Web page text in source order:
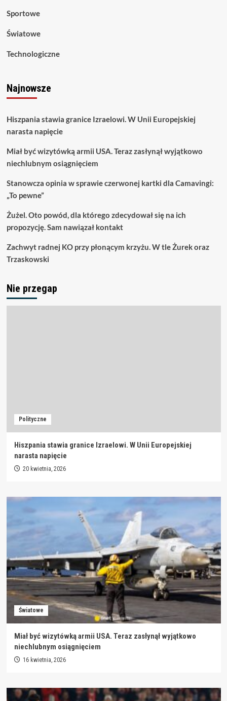
Sportowe
Światowe
Technologiczne
Najnowsze
Hiszpania stawia granice Izraelowi. W Unii Europejskiej
narasta napięcie
Miał być wizytówką armii USA. Teraz zasłynął wyjątkowo
niechlubnym osiągnięciem
Stanowcza opinia w sprawie czerwonej kartki dla Camavingi:
„To pewne”
Żużel. Oto powód, dla którego zdecydował się na ich
propozycję. Sam nawiązał kontakt
Zachwyt radnej KO przy płonącym krzyżu. W tle Żurek oraz
Trzaskowski
Nie przegap
Polityczne
Hiszpania stawia granice Izraelowi. W Unii Europejskiej
narasta napięcie
20 kwietnia, 2026
Światowe
Miał być wizytówką armii USA. Teraz zasłynął wyjątkowo
niechlubnym osiągnięciem
16 kwietnia, 2026